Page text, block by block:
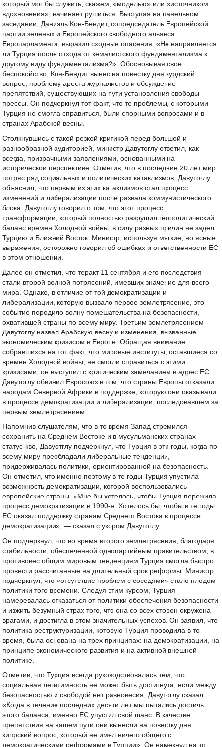
который мог бы служить, скажем, «моделью» или «источником
вдохновения», начинает рушиться. Выступая на панельном
заседании, Даниэль Кон-Бендит, сопредседатель Европейской
партии зеленых и Европейского свободного альянса
Европарламента, выразил сходные опасения: «Не направляется
ли Турция после отхода от кемалистского фундаментализма к
другому виду фундаментализма?». Обосновывая свое
беспокойство, Кон-Бендит вынес на повестку дня курдский
вопрос, проблему ареста журналистов и обсуждение
препятствий, существующих на пути установления свободы
прессы. Он подчеркнул тот факт, что те проблемы, с которыми
Турция не смогла справиться, были спорными вопросами и в
странах Арабской весны.
Столкнувшись с такой резкой критикой перед большой и
разнообразной аудиторией, министр Давутоглу ответил, как
всегда, призрачными заявлениями, основанными на
исторической перспективе. Отметив, что в последние 20 лет мир
потряс ряд социальных и политических катаклизмов, Давутоглу
объяснил, что первым из этих катаклизмов стал процесс
изменений и либерализации после развала коммунистического
блока. Давутоглу говорил о том, что этот процесс
трансформации, который полностью разрушил геополитический
баланс времен Холодной войны, в силу разных причин не задел
Турцию и Ближний Восток. Министр, используя мягкие, но ясные
выражения, осторожно говорил об ошибках и ответственности ЕС
в этом отношении.
Далее он отметил, что теракт 11 сентября и его последствия
стали второй волной потрясений, имевших значение для всего
мира. Однако, в отличие от той демократизации и
либерализации, которую вызвало первое землетрясение, это
событие породило волну помешательства на безопасности,
охватившей страны по всему миру. Третьим землетрясением
Давутоглу назвал Арабскую весну и изменения, вызванные
экономическим кризисом в Европе. Обращая внимание
собравшихся на тот факт, что мировые институты, оставшиеся со
времен Холодной войны, не смогли справиться с этими
кризисами, он выступил с критическим замечанием в адрес ЕС.
Давутоглу обвинил Евросоюз в том, что страны Европы отказали
народам Северной Африки в поддержке, которую они оказывали
в процессе демократизации и либерализации, последовавшем за
первым землетрясением.
Напомнив слушателям, что в то время Запад стремился
сохранить на Среднем Востоке и в мусульманских странах
статус-кво, Давуотглу подчеркнул, что Турция в эти годы, когда по
всему миру преобладали либеральные тенденции,
придерживалась политики, ориентированной на безопасность.
Он отметил, что именно поэтому в те годы Турция упустила
возможность демократизации, которой воспользовались
европейские страны. «Мне бы хотелось, чтобы Турция пережила
процесс демократизации в 1990-е. Хотелось бы, чтобы в те годы
ЕС оказал поддержку странам Среднего Востока в процессе
демократизации», — сказал с укором Давутоглу.
Он подчеркнул, что во время второго землетрясения, благодаря
стабильности, обеспеченной однопартийным правительством, в
противовес общим мировым тенденциям Турция смогла быстро
провести рассчитанные на длительный срок реформы. Министр
подчеркнул, что «отсутствие проблем с соседями» стало плодом
политики того времени. Следуя этим курсом, Турция
намеревалась отказаться от политики обеспечения безопасности
и изжить безумный страх того, что она со всех сторон окружена
врагами, и достигла в этом значительных успехов. Он заявил, что
политика реструктуризации, которую Турция проводила в то
время, была основана на трех принципах: на демократизации, на
принципе экономического развития и на активной внешней
политике.
Отметив, что Турция всегда руководствовалась тем, что
социальная легитимность не может быть достигнута, если между
безопасностью и свободой нет равновесия, Давутоглу сказал:
«Когда в течение последних десяти лет мы пытались достичь
этого баланса, именно ЕС упустил свой шанс. В качестве
препятствия на нашем пути они вынесли на повестку дня
кипрский вопрос, который не имел ничего общего с
демократическими реформами в Турции». Он намекнул на то,